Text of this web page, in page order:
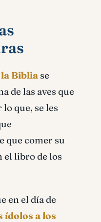
Biblia se
de las aves que
que, se les
que comer su
el libro de los
en el día de
ídolos a los